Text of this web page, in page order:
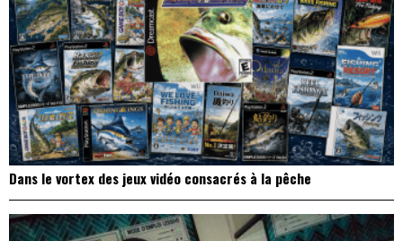
Dans le vortex des jeux vidéo consacrés à la pêche